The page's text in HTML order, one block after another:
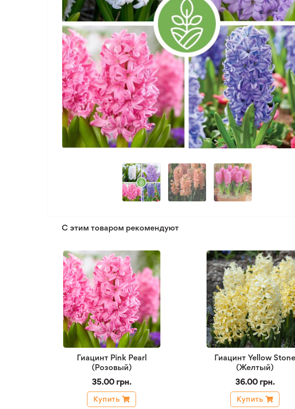
С этим товаром рекомендуют
Гиацинт Pink Pearl
(Розовый)
35.00 грн.
Купить
Гиацинт Yellow Stone
(Желтый)
36.00 грн.
Купить